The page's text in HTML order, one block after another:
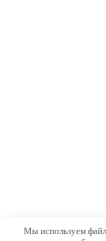
Мы используем